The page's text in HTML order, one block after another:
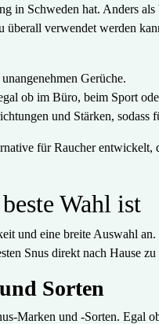
in Schweden hat. Anders
verwendet werden
Gerüche.
ob im Büro, beim Sport
und Stärken, sodass
für Raucher
Wahl ist
und eine breite Auswahl an.
Snus direkt nach Hause
Sorten
Marken und -Sorten. Egal